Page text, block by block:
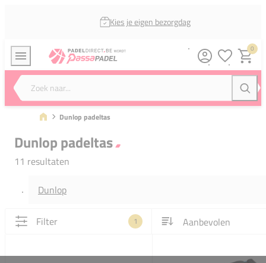
Kies je eigen bezorgdag
Zoek naar...
0
Dunlop padeltas
Dunlop padeltas
11 resultaten
Dunlop
Filter 1